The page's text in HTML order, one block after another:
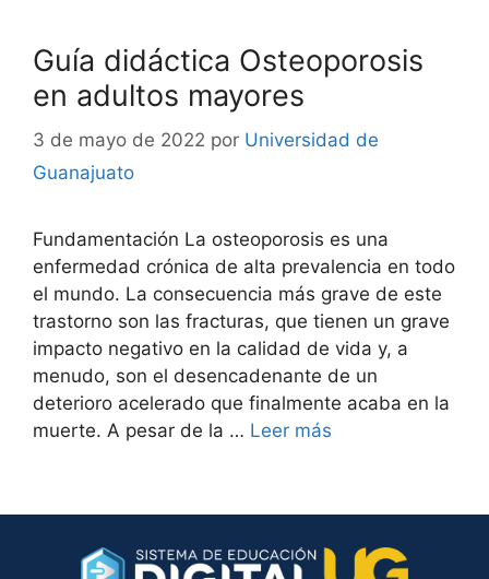
Guía didáctica Osteoporosis
en adultos mayores
3 de mayo de 2022 por Universidad de
Guanajuato
Fundamentación La osteoporosis es una
enfermedad crónica de alta prevalencia en todo
el mundo. La consecuencia más grave de este
trastorno son las fracturas, que tienen un grave
impacto negativo en la calidad de vida y, a
menudo, son el desencadenante de un
deterioro acelerado que finalmente acaba en la
muerte. A pesar de la … Leer más